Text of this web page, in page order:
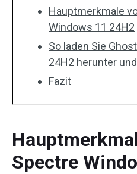
Hauptmerkmale
Windows 11 24H2
So laden Sie
24H2 herunter
Fazit
Spectre